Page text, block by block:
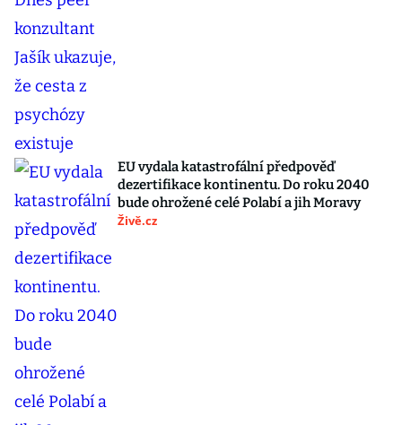
EU vydala katastrofální předpověď
dezertifikace kontinentu. Do roku 2040
bude ohrožené celé Polabí a jih Moravy
Živě.cz